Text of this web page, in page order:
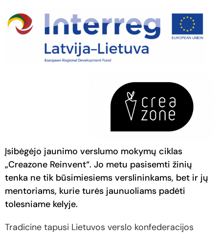
Įsibėgėjo jaunimo verslumo mokymų ciklas
„Creazone Reinvent“. Jo metu pasisemti žinių
tenka ne tik būsimiesiems verslininkams, bet ir jų
mentoriams, kurie turės jaunuoliams padėti
tolesniame kelyje.
Tradicine tapusi Lietuvos verslo konfederacijos